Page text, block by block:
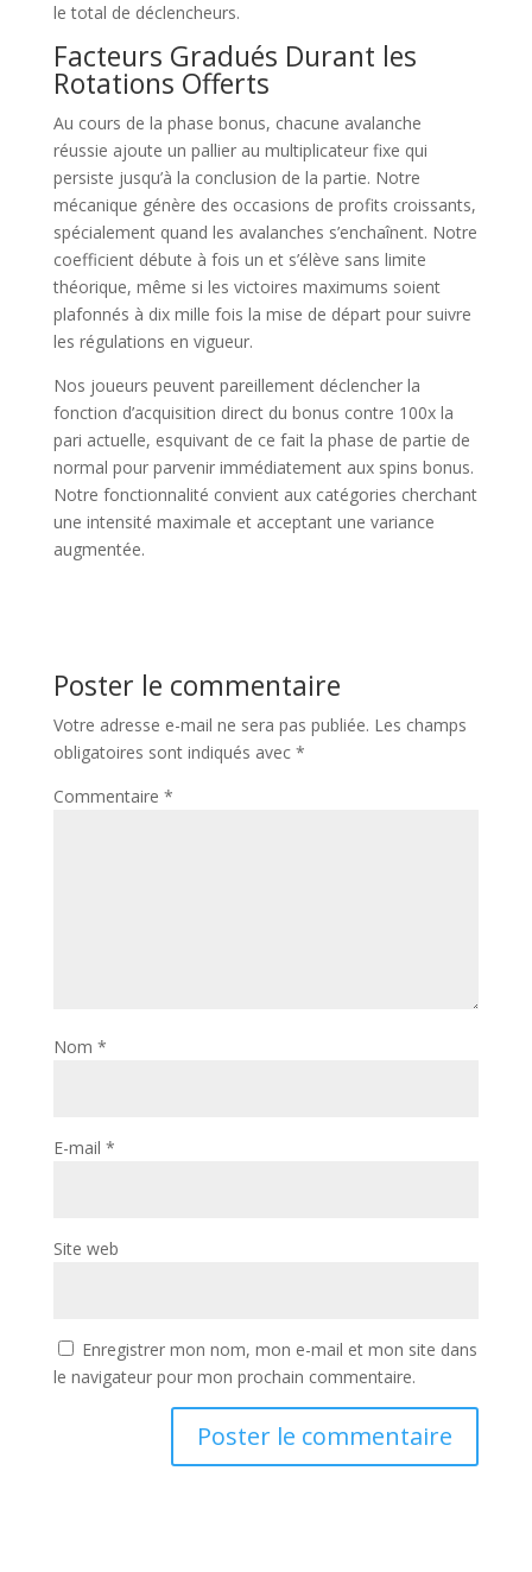
le total de déclencheurs.
Facteurs Gradués Durant les
Rotations Offerts
Au cours de la phase bonus, chacune avalanche
réussie ajoute un pallier au multiplicateur fixe qui
persiste jusqu’à la conclusion de la partie. Notre
mécanique génère des occasions de profits croissants,
spécialement quand les avalanches s’enchaînent. Notre
coefficient débute à fois un et s’élève sans limite
théorique, même si les victoires maximums soient
plafonnés à dix mille fois la mise de départ pour suivre
les régulations en vigueur.
Nos joueurs peuvent pareillement déclencher la
fonction d’acquisition direct du bonus contre 100x la
pari actuelle, esquivant de ce fait la phase de partie de
normal pour parvenir immédiatement aux spins bonus.
Notre fonctionnalité convient aux catégories cherchant
une intensité maximale et acceptant une variance
augmentée.
Poster le commentaire
Votre adresse e-mail ne sera pas publiée. Les champs
obligatoires sont indiqués avec *
Commentaire *
Nom *
E-mail *
Site web
Enregistrer mon nom, mon e-mail et mon site dans
le navigateur pour mon prochain commentaire.